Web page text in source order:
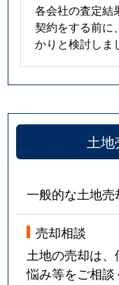
各会社の査定結
契約をする前に
かりと検討しま
土地
一般的な土地売
売却相談
土地の売却は
悩み等をご相談